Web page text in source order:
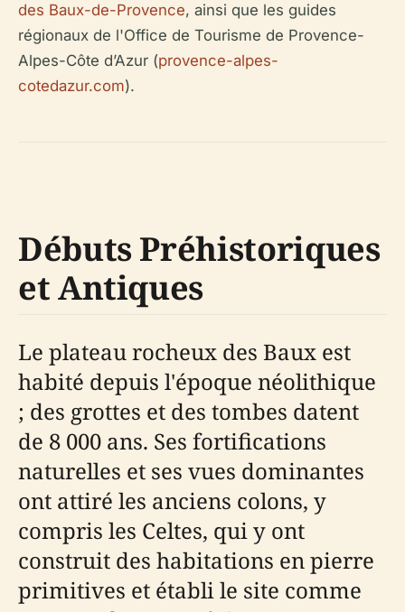
des Baux-de-Provence, ainsi que les guides
régionaux de l'Office de Tourisme de Provence-
Alpes-Côte d’Azur (provence-alpes-
cotedazur.com).
Débuts Préhistoriques
et Antiques
Le plateau rocheux des Baux est
habité depuis l'époque néolithique
; des grottes et des tombes datent
de 8 000 ans. Ses fortifications
naturelles et ses vues dominantes
ont attiré les anciens colons, y
compris les Celtes, qui y ont
construit des habitations en pierre
primitives et établi le site comme